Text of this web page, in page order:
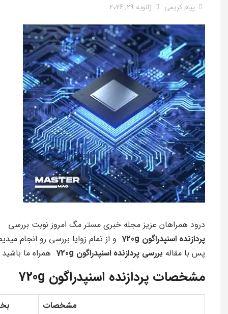
پیام کریمی ژانویه 29, 2026
درود همراهان عزیز مجله خبری مستر مگ امروز نوبت بررسی
پردازنده اسنپدراگون 720g
و از تمام زوایا بررسی رو انجام
پس با مقاله بررسی پردازنده اسنپدراگون 720g همراه ما باشید
مشخصات پردازنده اسنپدراگون 720g
مشخصات